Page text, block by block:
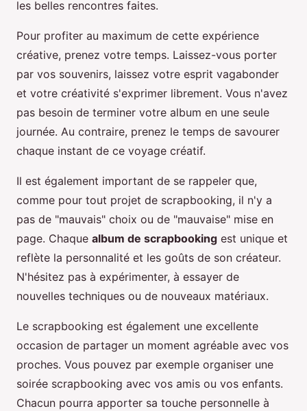
les belles rencontres faites.
Pour profiter au maximum de cette expérience
créative, prenez votre temps. Laissez-vous porter
par vos souvenirs, laissez votre esprit vagabonder
et votre créativité s'exprimer librement. Vous n'avez
pas besoin de terminer votre album en une seule
journée. Au contraire, prenez le temps de savourer
chaque instant de ce voyage créatif.
Il est également important de se rappeler que,
comme pour tout projet de scrapbooking, il n'y a
pas de "mauvais" choix ou de "mauvaise" mise en
page. Chaque album de scrapbooking est unique et
reflète la personnalité et les goûts de son créateur.
N'hésitez pas à expérimenter, à essayer de
nouvelles techniques ou de nouveaux matériaux.
Le scrapbooking est également une excellente
occasion de partager un moment agréable avec vos
proches. Vous pouvez par exemple organiser une
soirée scrapbooking avec vos amis ou vos enfants.
Chacun pourra apporter sa touche personnelle à